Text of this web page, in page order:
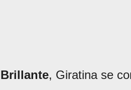
, Giratina se